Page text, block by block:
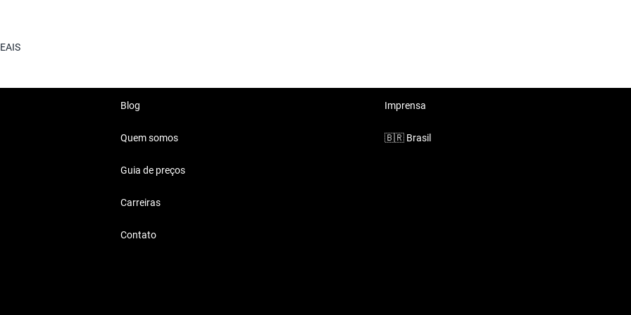
Mil Reais
são ideais para quem
Blog
Quem somos
Guia de preços
Carreiras
Contato
Imprensa
🇧🇷 Brasil